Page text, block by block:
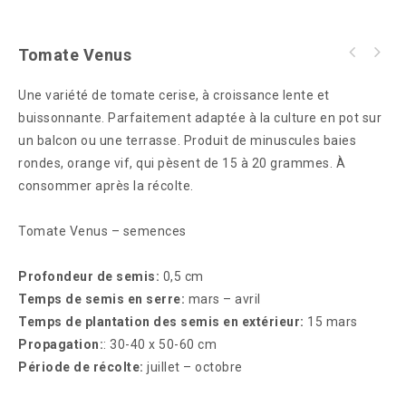
Tomate Venus
Une variété de tomate cerise, à croissance lente et
buissonnante. Parfaitement adaptée à la culture en pot sur
un balcon ou une terrasse. Produit de minuscules baies
rondes, orange vif, qui pèsent de 15 à 20 grammes. À
consommer après la récolte.
Tomate Venus – semences
Profondeur de semis: 0,5 cm
Temps de semis en serre: mars – avril
Temps de plantation des semis en extérieur: 15 mars
Propagation:: 30-40 x 50-60 cm
Période de récolte: juillet – octobre